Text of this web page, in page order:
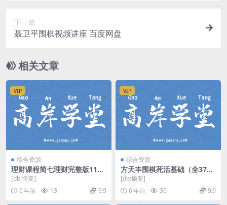
下一篇
聂卫平围棋视频讲座 百度网盘
相关文章
VIP
综合资源
理财课程简七理财完整版115
课时（960×540视频）百度网
盘
[db:摘要]
6 年前
13 9.9
VIP
综合资源
方天丰围棋死活基础（全37集
mp4视频）百度网盘
[db:摘要]
6 年前
30 9.9